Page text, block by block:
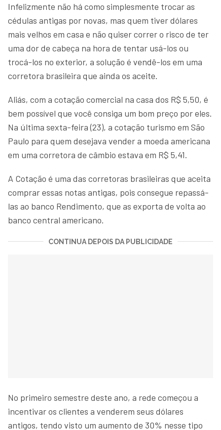
Infelizmente não há como simplesmente trocar as
cédulas antigas por novas, mas quem tiver dólares
mais velhos em casa e não quiser correr o risco de ter
uma dor de cabeça na hora de tentar usá-los ou
trocá-los no exterior, a solução é vendê-los em uma
corretora brasileira que ainda os aceite.
Aliás, com a cotação comercial na casa dos R$ 5,50, é
bem possível que você consiga um bom preço por eles.
Na última sexta-feira (23), a cotação turismo em São
Paulo para quem desejava vender a moeda americana
em uma corretora de câmbio estava em R$ 5,41.
A Cotação é uma das corretoras brasileiras que aceita
comprar essas notas antigas, pois consegue repassá-
las ao banco Rendimento, que as exporta de volta ao
banco central americano.
CONTINUA DEPOIS DA PUBLICIDADE
No primeiro semestre deste ano, a rede começou a
incentivar os clientes a venderem seus dólares
antigos, tendo visto um aumento de 30% nesse tipo